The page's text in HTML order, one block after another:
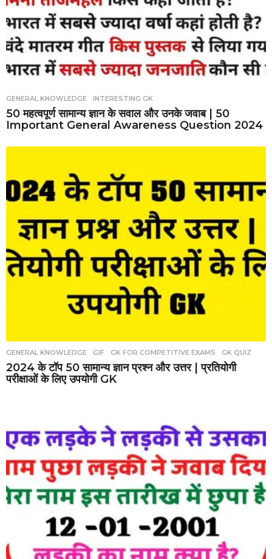
GENERAL KNOWLEDGE ,INTERESTING GK
50 महत्वपूर्ण सामान्य ज्ञान के सवाल और उनके जवाब | 50
Important General Awareness Question 2024
GENERAL KNOWLEDGE ,GIF ,GK FOR COMPETITIVE EXAMS ,GK QUIZ
2024 के टॉप 50 सामान्य ज्ञान प्रश्न और उत्तर | प्रतियोगी
परीक्षाओं के लिए उपयोगी GK